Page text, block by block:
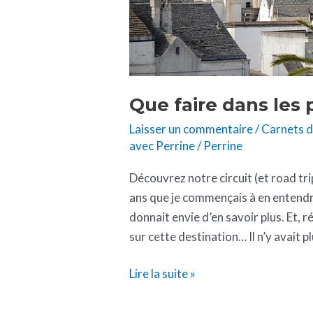
Que faire dans les
Laisser un commentaire/Carnets
avec Perrine/Perrine
Découvrez notre circuit (et road
ans que je commençais à en
donnait envie d’en savoir plus. Et,
sur cette destination… Il n’y avait
Lire la suite »